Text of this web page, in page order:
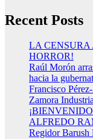
Recent Posts
LA CENSURA
HORROR!
Raúl Morón
hacia la
Francisco
Zamora
ALFREDO
Regidor